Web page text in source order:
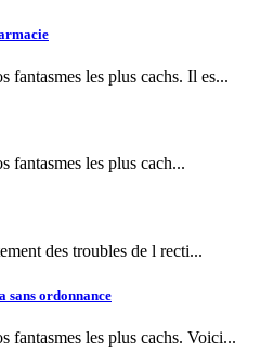
fantasmes les plus cachs. Il es...
fantasmes les plus cach...
des troubles de l recti...
sans ordonnance
fantasmes les plus cachs. Voici...